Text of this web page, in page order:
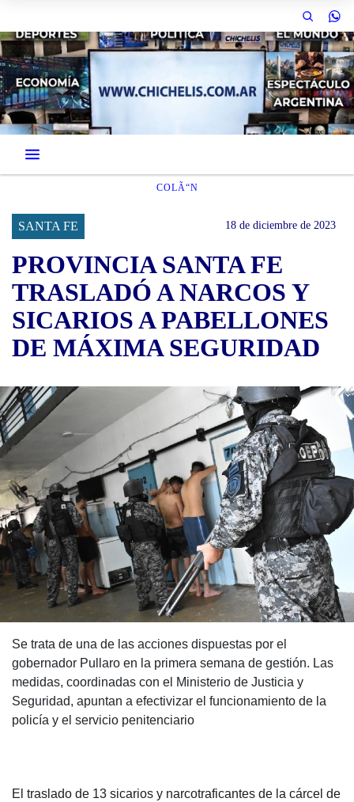
COLÃ“N
SANTA FE 18 de diciembre de 2023
PROVINCIA SANTA FE
TRASLADÓ A NARCOS Y
SICARIOS A PABELLONES
DE MÁXIMA SEGURIDAD
Se trata de una de las acciones dispuestas por el
gobernador Pullaro en la primera semana de gestión. Las
medidas, coordinadas con el Ministerio de Justicia y
Seguridad, apuntan a efectivizar el funcionamiento de la
policía y el servicio penitenciario
El traslado de 13 sicarios y narcotraficantes de la cárcel de